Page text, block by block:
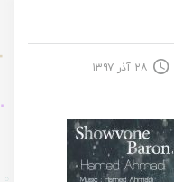
۲۸ آذر ۱۳۹۷